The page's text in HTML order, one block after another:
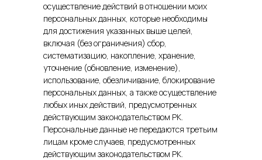
осуществление действий в отношении моих
персональных данных, которые необходимы
для достижения указанных выше целей,
включая (без ограничения) сбор,
систематизацию, накопление, хранение,
уточнение (обновление, изменение),
использование, обезличивание, блокирование
персональных данных, а также осуществление
любых иных действий, предусмотренных
действующим законодательством РК.
Персональные данные не передаются третьим
лицам кроме случаев, предусмотренных
действующим законодательством РК.